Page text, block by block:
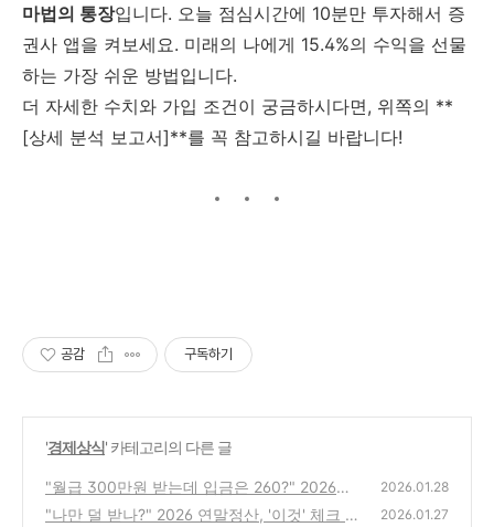
마법의 통장입니다. 오늘 점심시간에 10분만 투자해서 증
권사 앱을 켜보세요. 미래의 나에게 15.4%의 수익을 선물
하는 가장 쉬운 방법입니다.
더 자세한 수치와 가입 조건이 궁금하시다면, 위쪽의 **
[상세 분석 보고서]**를 꼭 참고하시길 바랍니다!
공감 구독하기
'경제상식' 카테고리의 다른 글
"월급 300만원 받는데 입금은 260?" 2026년
내 연봉 실수령액, 1초 만에 표로 확인하기
2026.01.28
"나만 덜 받나?" 2026 연말정산, '이것' 체크 안
2026.01.27